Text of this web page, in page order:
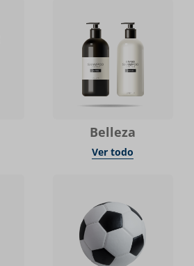
Belleza
Ver todo